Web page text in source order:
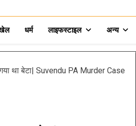
धर्म लाइफस्टाइल अन्य
था बेटा| Suvendu PA Murder Case